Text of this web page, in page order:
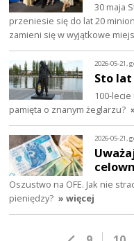
30 maja
przeniesie się do lat 20
zamieni się w wyjątkowe
2026-05-21,
Sto
100-
pamięta o znanym żeglarzu?
2026-05-21,
Oszustwo na OFE. Jak nie
pieniędzy? » więcej